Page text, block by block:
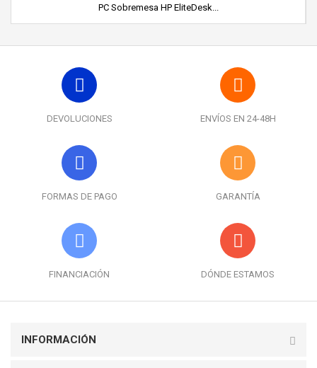
PC Sobremesa HP EliteDesk...
DEVOLUCIONES ENVÍOS EN 24-48H
FORMAS DE PAGO GARANTÍA
FINANCIACIÓN DÓNDE ESTAMOS
INFORMACIÓN